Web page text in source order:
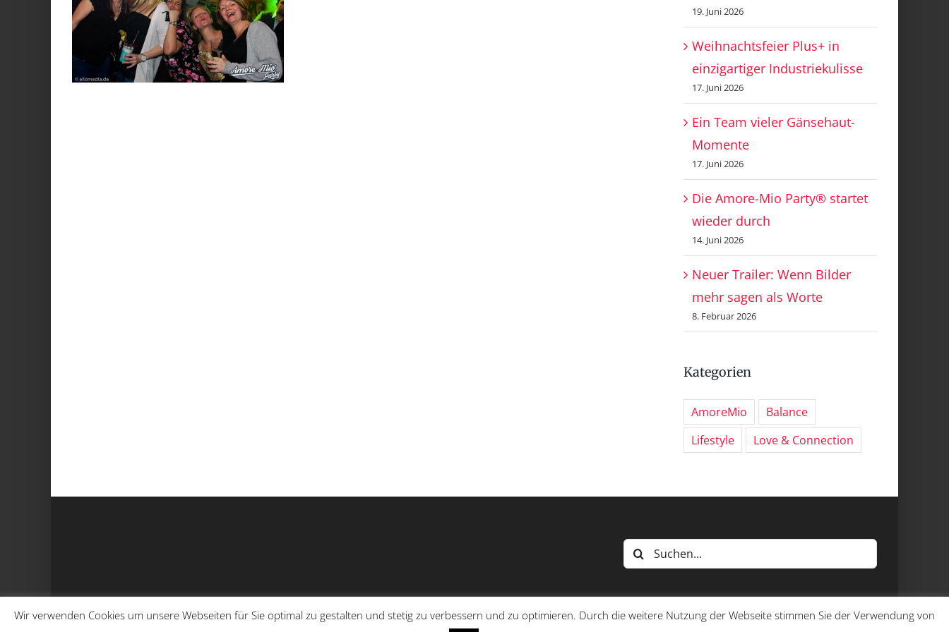
19. Juni 2026
Weihnachtsfeier Plus+ in
einzigartiger Industriekulisse
17. Juni 2026
Ein Team vieler Gänsehaut-
Momente
17. Juni 2026
Die Amore-Mio Party® startet
wieder durch
14. Juni 2026
Neuer Trailer: Wenn Bilder
mehr sagen als Worte
8. Februar 2026
Kategorien
AmoreMio
Balance
Lifestyle
Love & Connection
Suche
nach:
Wir verwenden Cookies um unsere Webseiten für Sie optimal zu gestalten und stetig zu verbessern und zu optimieren. Durch die weitere Nutzung der Webseite stimmen Sie der Verwendung von